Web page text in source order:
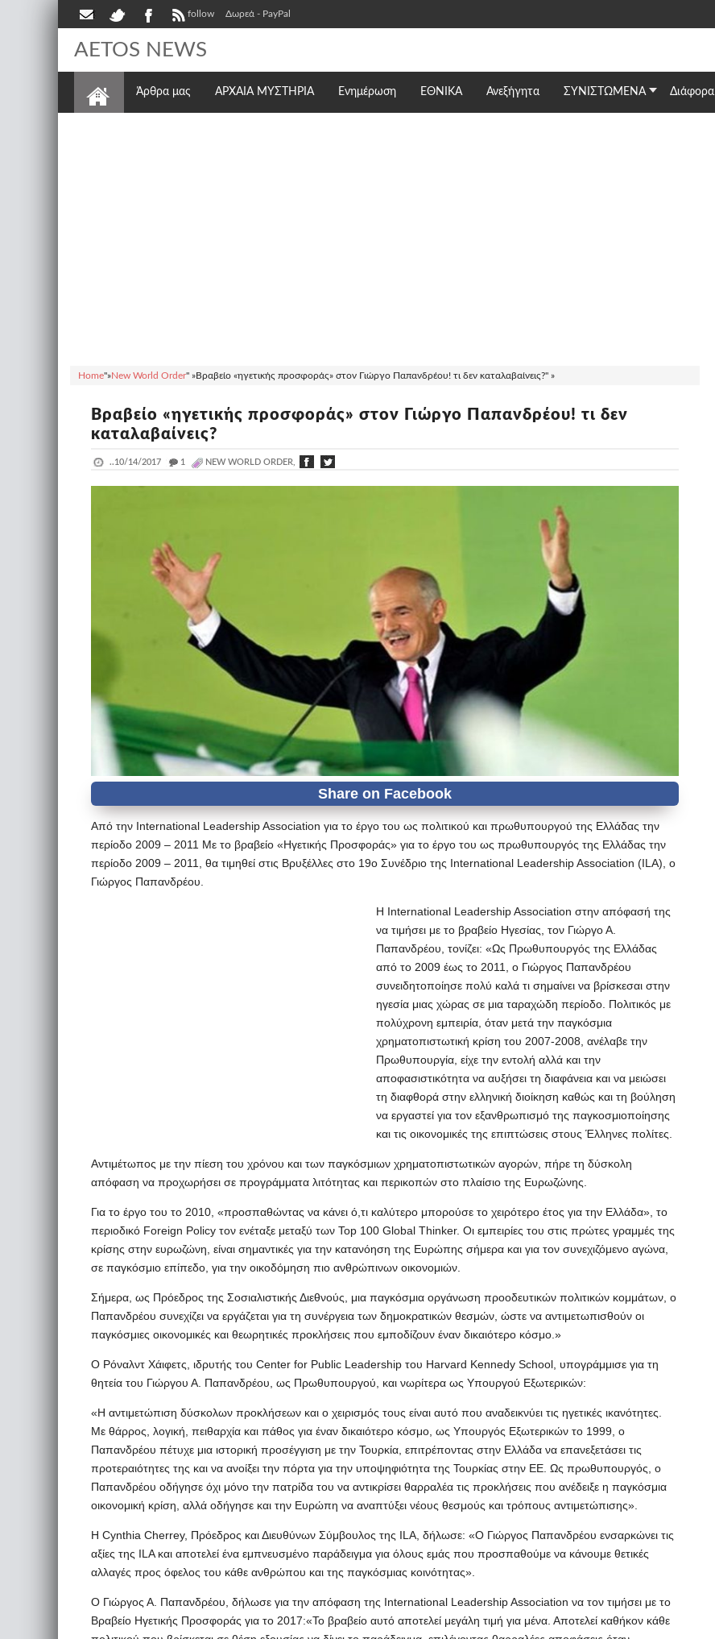
follow Δωρεά - PayPal
AETOS NEWS
Άρθρα μας ΑΡΧΑΙΑ ΜΥΣΤΗΡΙΑ Ενημέρωση ΕΘΝΙΚΆ Ανεξήγητα ΣΥΝΙΣΤΩΜΕΝΑ Διάφορα
Home"»New World Order" »Βραβείο «ηγετικής προσφοράς» στον Γιώργο Παπανδρέου! τι δεν καταλαβαίνεις?" »
Βραβείο «ηγετικής προσφοράς» στον Γιώργο Παπανδρέου! τι δεν
καταλαβαίνεις?
..10/14/2017 _ 1 NEW WORLD ORDER,
Από την International Leadership Association για το έργο του ως πολιτικού και πρωθυπουργού της Ελλάδας την
περίοδο 2009 – 2011 Με το βραβείο «Ηγετικής Προσφοράς» για το έργο του ως πρωθυπουργός της Ελλάδας την
περίοδο 2009 – 2011, θα τιμηθεί στις Βρυξέλλες στο 19ο Συνέδριο της International Leadership Association (ILA), ο
Γιώργος Παπανδρέου.
Η International Leadership Association στην απόφασή της
να τιμήσει με το βραβείο Ηγεσίας, τον Γιώργο Α.
Παπανδρέου, τονίζει: «Ως Πρωθυπουργός της Ελλάδας
από το 2009 έως το 2011, ο Γιώργος Παπανδρέου
συνειδητοποίησε πολύ καλά τι σημαίνει να βρίσκεσαι στην
ηγεσία μιας χώρας σε μια ταραχώδη περίοδο. Πολιτικός με
πολύχρονη εμπειρία, όταν μετά την παγκόσμια
χρηματοπιστωτική κρίση του 2007-2008, ανέλαβε την
Πρωθυπουργία, είχε την εντολή αλλά και την
αποφασιστικότητα να αυξήσει τη διαφάνεια και να μειώσει
τη διαφθορά στην ελληνική διοίκηση καθώς και τη βούληση
να εργαστεί για τον εξανθρωπισμό της παγκοσμιοποίησης
και τις οικονομικές της επιπτώσεις στους Έλληνες πολίτες.
Αντιμέτωπος με την πίεση του χρόνου και των παγκόσμιων χρηματοπιστωτικών αγορών, πήρε τη δύσκολη
απόφαση να προχωρήσει σε προγράμματα λιτότητας και περικοπών στο πλαίσιο της Ευρωζώνης.
Για το έργο του το 2010, «προσπαθώντας να κάνει ό,τι καλύτερο μπορούσε το χειρότερο έτος για την Ελλάδα», το
περιοδικό Foreign Policy τον ενέταξε μεταξύ των Top 100 Global Thinker. Οι εμπειρίες του στις πρώτες γραμμές της
κρίσης στην ευρωζώνη, είναι σημαντικές για την κατανόηση της Ευρώπης σήμερα και για τον συνεχιζόμενο αγώνα,
σε παγκόσμιο επίπεδο, για την οικοδόμηση πιο ανθρώπινων οικονομιών.
Σήμερα, ως Πρόεδρος της Σοσιαλιστικής Διεθνούς, μια παγκόσμια οργάνωση προοδευτικών πολιτικών κομμάτων, ο
Παπανδρέου συνεχίζει να εργάζεται για τη συνέργεια των δημοκρατικών θεσμών, ώστε να αντιμετωπισθούν οι
παγκόσμιες οικονομικές και θεωρητικές προκλήσεις που εμποδίζουν έναν δικαιότερο κόσμο.»
Ο Ρόναλντ Χάιφετς, ιδρυτής του Center for Public Leadership του Harvard Kennedy School, υπογράμμισε για τη
θητεία του Γιώργου Α. Παπανδρέου, ως Πρωθυπουργού, και νωρίτερα ως Υπουργού Εξωτερικών:
«Η αντιμετώπιση δύσκολων προκλήσεων και ο χειρισμός τους είναι αυτό που αναδεικνύει τις ηγετικές ικανότητες.
Με θάρρος, λογική, πειθαρχία και πάθος για έναν δικαιότερο κόσμο, ως Υπουργός Εξωτερικών το 1999, ο
Παπανδρέου πέτυχε μια ιστορική προσέγγιση με την Τουρκία, επιτρέποντας στην Ελλάδα να επανεξετάσει τις
προτεραιότητες της και να ανοίξει την πόρτα για την υποψηφιότητα της Τουρκίας στην ΕΕ. Ως πρωθυπουργός, ο
Παπανδρέου οδήγησε όχι μόνο την πατρίδα του να αντικρίσει θαρραλέα τις προκλήσεις που ανέδειξε η παγκόσμια
οικονομική κρίση, αλλά οδήγησε και την Ευρώπη να αναπτύξει νέους θεσμούς και τρόπους αντιμετώπισης».
Η Cynthia Cherrey, Πρόεδρος και Διευθύνων Σύμβουλος της ILA, δήλωσε: «Ο Γιώργος Παπανδρέου ενσαρκώνει τις
αξίες της ILA και αποτελεί ένα εμπνευσμένο παράδειγμα για όλους εμάς που προσπαθούμε να κάνουμε θετικές
αλλαγές προς όφελος του κάθε ανθρώπου και της παγκόσμιας κοινότητας».
Ο Γιώργος Α. Παπανδρέου, δήλωσε για την απόφαση της International Leadership Association να τον τιμήσει με το
Βραβείο Ηγετικής Προσφοράς για το 2017:«Το βραβείο αυτό αποτελεί μεγάλη τιμή για μένα. Αποτελεί καθήκον κάθε